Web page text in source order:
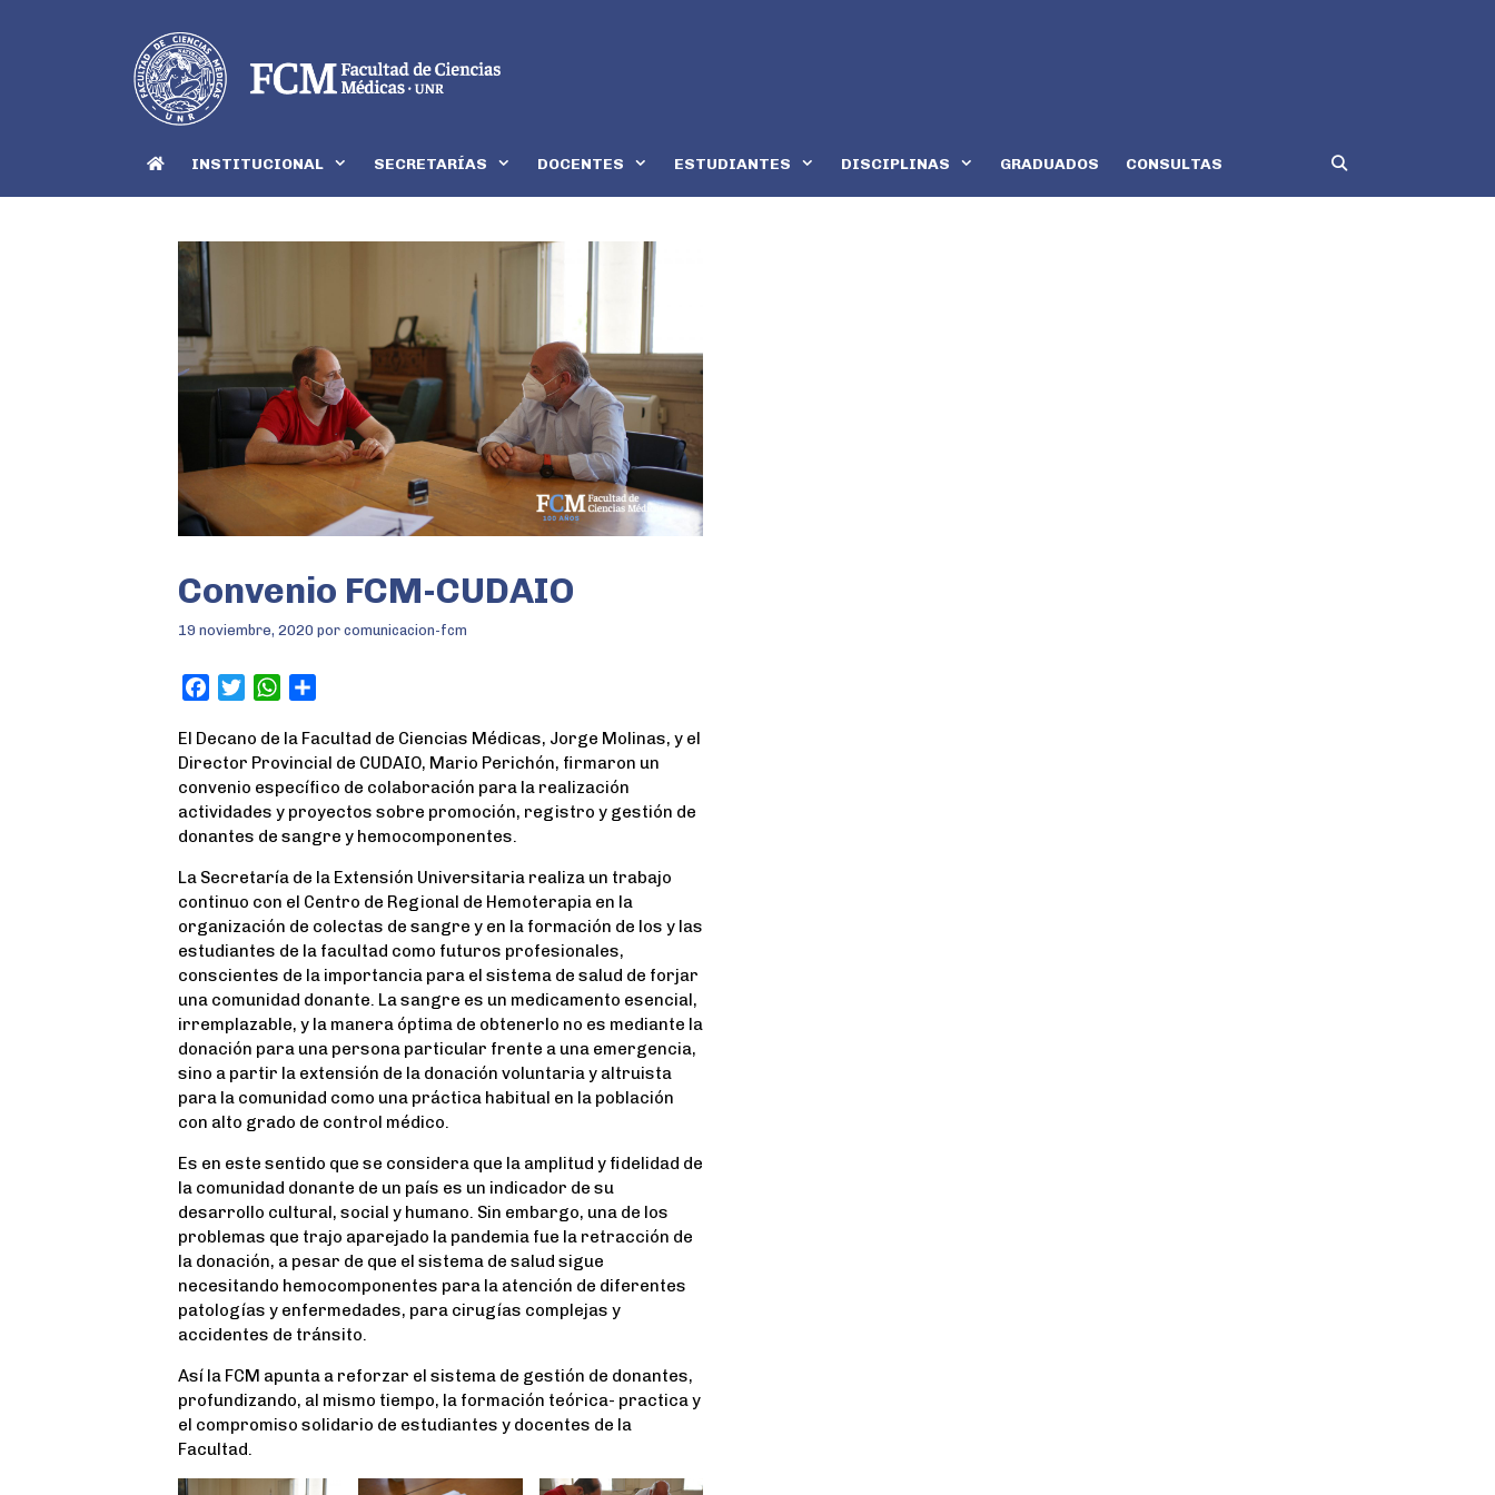
INSTITUCIONAL SECRETARÍAS DOCENTES ESTUDIANTES DISCIPLINAS GRADUADOS CONSULTAS
Convenio FCM-CUDAIO
19 noviembre, 2020 por comunicacion-fcm
c
e
b
o
o
k
i
t
t
e
r
W
a
t
s
A
p
p
a
r
e
El Decano de la Facultad de Ciencias Médicas, Jorge Molinas, y el
Director Provincial de CUDAIO, Mario Perichón, firmaron un
convenio específico de colaboración para la realización
actividades y proyectos sobre promoción, registro y gestión de
donantes de sangre y hemocomponentes.
La Secretaría de la Extensión Universitaria realiza un trabajo
continuo con el Centro de Regional de Hemoterapia en la
organización de colectas de sangre y en la formación de los y las
estudiantes de la facultad como futuros profesionales,
conscientes de la importancia para el sistema de salud de forjar
una comunidad donante. La sangre es un medicamento esencial,
irremplazable, y la manera óptima de obtenerlo no es mediante la
donación para una persona particular frente a una emergencia,
sino a partir la extensión de la donación voluntaria y altruista
para la comunidad como una práctica habitual en la población
con alto grado de control médico.
Es en este sentido que se considera que la amplitud y fidelidad de
la comunidad donante de un país es un indicador de su
desarrollo cultural, social y humano. Sin embargo, una de los
problemas que trajo aparejado la pandemia fue la retracción de
la donación, a pesar de que el sistema de salud sigue
necesitando hemocomponentes para la atención de diferentes
patologías y enfermedades, para cirugías complejas y
accidentes de tránsito.
Así la FCM apunta a reforzar el sistema de gestión de donantes,
profundizando, al mismo tiempo, la formación teórica- practica y
el compromiso solidario de estudiantes y docentes de la
Facultad.